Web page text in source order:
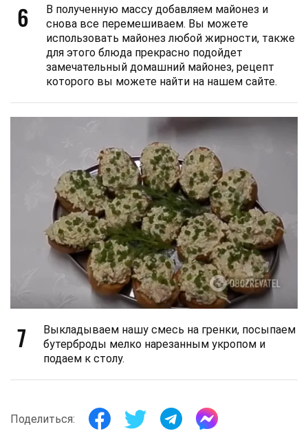
6
В полученную массу добавляем майонез и
снова все перемешиваем. Вы можете
использовать майонез любой жирности, также
для этого блюда прекрасно подойдет
замечательный домашний майонез, рецепт
которого вы можете найти на нашем сайте.
7
Выкладываем нашу смесь на гренки, посыпаем
бутерброды мелко нарезанным укропом и
подаем к столу.
Поделиться: